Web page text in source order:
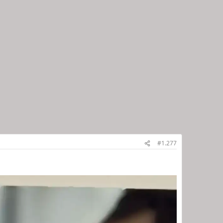
#1.277